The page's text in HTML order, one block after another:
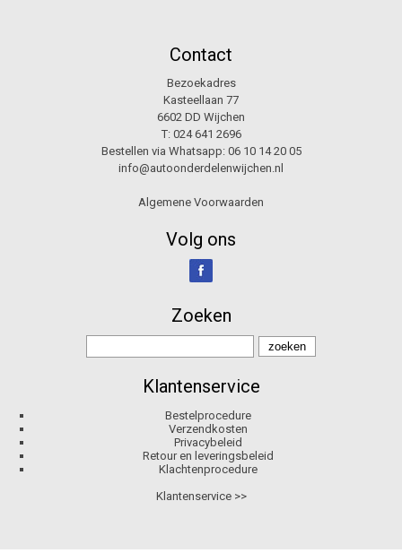
Contact
Bezoekadres
Kasteellaan 77
6602 DD Wijchen
T: 024 641 2696
Bestellen via Whatsapp: 06 10 14 20 05
info@autoonderdelenwijchen.nl
Algemene Voorwaarden
Volg ons
Zoeken
Klantenservice
Bestelprocedure
Verzendkosten
Privacybeleid
Retour en leveringsbeleid
Klachtenprocedure
Klantenservice >>